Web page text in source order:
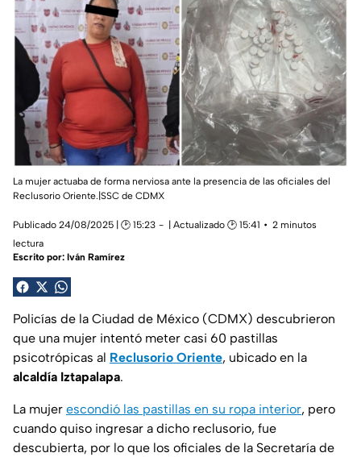
La mujer actuaba de forma nerviosa ante la presencia de las oficiales del
Reclusorio Oriente.|SSC de CDMX
Publicado 24/08/2025 | 🕑 15:23 | Actualizado 🕑 15:41
2 minutos
lectura
Escrito por: Iván Ramírez
Policías de la Ciudad de México (CDMX) descubrieron
que una mujer intentó meter casi 60 pastillas
psicotrópicas al Reclusorio Oriente, ubicado en la
alcaldía Iztapalapa.
La mujer escondió las pastillas en su ropa interior, pero
cuando quiso ingresar a dicho reclusorio, fue
descubierta, por lo que los oficiales de la Secretaría de